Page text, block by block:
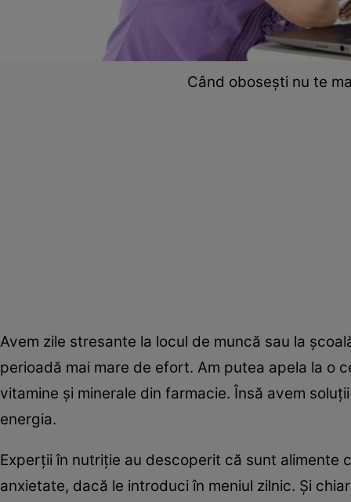
Când obosești nu te
Avem zile stresante la locul de muncă sau la
perioadă mai mare de efort. Am putea apela la o
vitamine și minerale din farmacie. Însă avem
energia.
Experții în nutriție au descoperit că sunt alimente
anxietate, dacă le introduci în meniul zilnic. Și